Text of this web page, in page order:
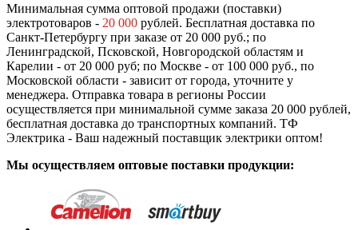
Минимальная сумма оптовой продажи (поставки)
электротоваров - 20 000 рублей. Бесплатная доставка по
Санкт-Петербургу при заказе от 20 000 руб.; по
Ленинградской, Псковской, Новгородской областям и
Карелии - от 20 000 руб; по Москве - от 100 000 руб., по
Московской области - зависит от города, уточните у
менеджера. Отправка товара в регионы России
осуществляется при минимальной сумме заказа 20 000 рублей,
бесплатная доставка до транспортных компаний. ТФ
Электрика - Ваш надежный поставщик электрики оптом!
Мы осуществляем оптовые поставки продукции: